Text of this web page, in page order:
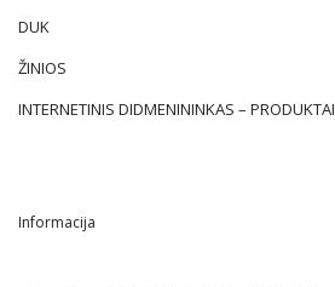
DUK
ŽINIOS
INTERNETINIS DIDMENININKAS – PRODUKTAI
Informacija